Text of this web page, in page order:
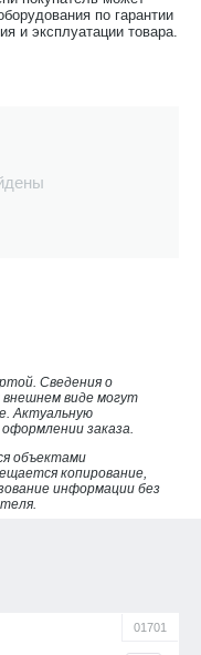
по гарантии
и эксплуатации товара.
Сведения о
внешнем виде могут
Актуальную
заказа.
объектами
копирование,
информации без
01701